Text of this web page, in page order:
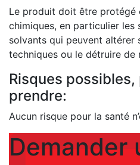
Le produit doit être protégé
chimiques, en particulier les
solvants qui peuvent altérer
techniques ou le détruire de
Risques
prendre:
Aucun risque pour la santé
Demander